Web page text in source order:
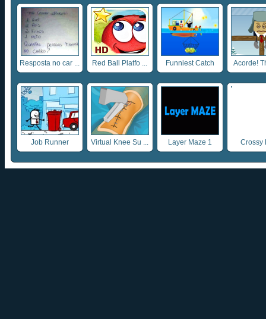
Resposta no car ... Red Ball Platfo ... Funniest Catch Acorde!
Job Runner Virtual Knee Su ... Layer Maze 1 Crossy